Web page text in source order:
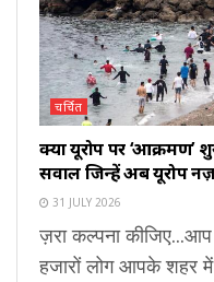
चर्चित
क्या यूरोप पर ‘आक्रमण’
सवाल जिन्हें अब यूरोप
31 JULY 2026
ज़रा कल्पना
हजारों लोग आपके शहर